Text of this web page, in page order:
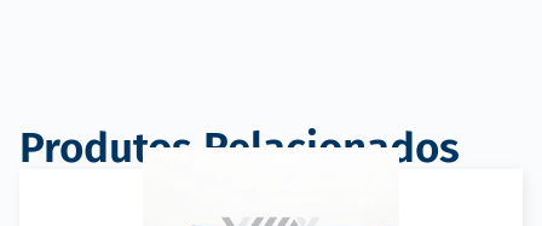
Produtos Relacionados